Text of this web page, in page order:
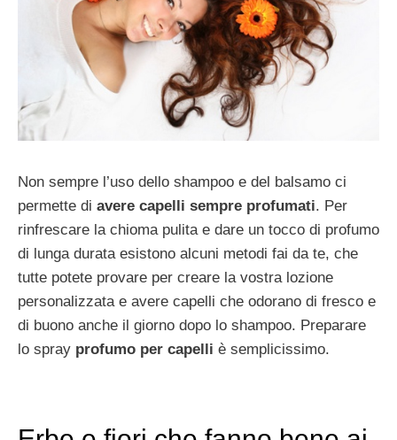
Non sempre l’uso dello shampoo e del balsamo ci
permette di avere capelli sempre profumati. Per
rinfrescare la chioma pulita e dare un tocco di profumo
di lunga durata esistono alcuni metodi fai da te, che
tutte potete provare per creare la vostra lozione
personalizzata e avere capelli che odorano di fresco e
di buono anche il giorno dopo lo shampoo. Preparare
lo spray profumo per capelli è semplicissimo.